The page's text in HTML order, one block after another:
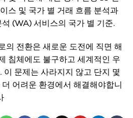
스 및 국가 별 거래 흐름 분석과
(WA) 서비스의 국가 별 기준.
의 전환은 새로운 도전에 직면 해
침체에도 불구하고 세계적인 우
이 문제는 사라지지 않고 단지 몇
어려운 환경에서 해결해야합니